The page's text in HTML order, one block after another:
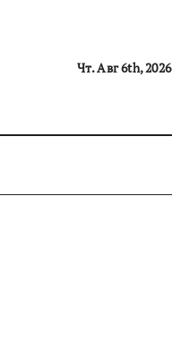
Чт. Авг 6th, 2026